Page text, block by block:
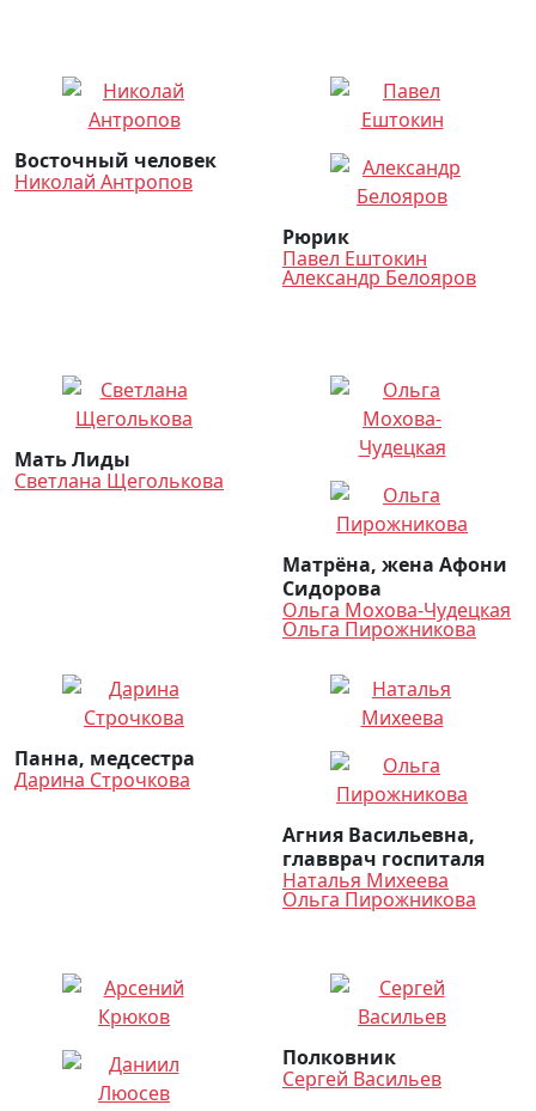
Восточный человек
Николай Антропов
Рюрик
Павел Ештокин
Александр Белояров
Мать Лиды
Светлана Щеголькова
Матрёна, жена Афони
Сидорова
Ольга Мохова-Чудецкая
Ольга Пирожникова
Панна, медсестра
Дарина Строчкова
Агния Васильевна,
главврач госпиталя
Наталья Михеева
Ольга Пирожникова
Полковник
Сергей Васильев